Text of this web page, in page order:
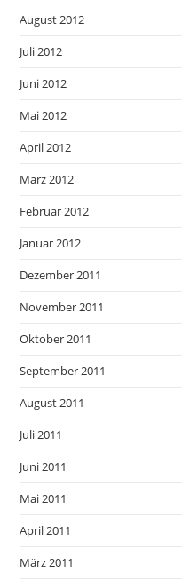
August 2012
Juli 2012
Juni 2012
Mai 2012
April 2012
März 2012
Februar 2012
Januar 2012
Dezember 2011
November 2011
Oktober 2011
September 2011
August 2011
Juli 2011
Juni 2011
Mai 2011
April 2011
März 2011